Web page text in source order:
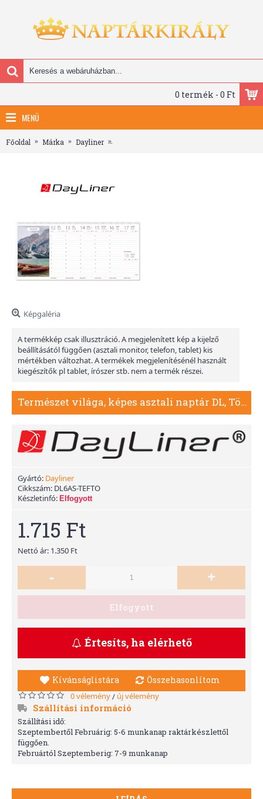
0 termék - 0 Ft
MENÜ
Főoldal Márka Dayliner
Képgaléria
A termékkép csak illusztráció. A megjelenített kép a kijelző
beállításától függően (asztali monitor, telefon, tablet) kis
mértékben változhat. A termékek megjelenítésénél használt
kiegészítők pl tablet, írószer stb. nem a termék részei.
Természet világa, képes asztali naptár DL, Tömb
Gyártó: Dayliner
Cikkszám: DL6AS-TEFTO
Készletinfó: Elfogyott
1.715 Ft
Nettó ár: 1.350 Ft
- +
Elfogyott
Értesíts, ha elérhető
Kívánságlistára Összehasonlítom
0 vélemény/ új vélemény
Szállítási információ
Szállítási idő:
Szeptembertől Februárig: 5-6 munkanap raktárkészlettől
függően.
Februártól Szeptemberig: 7-9 munkanap